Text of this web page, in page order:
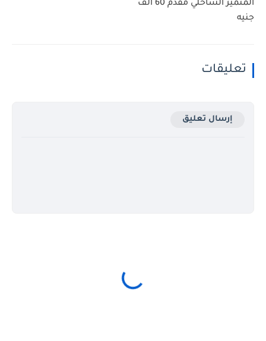
المتميز الساحلي مقدم 60 ألف
جنيه
تعليقات
إرسال تعليق